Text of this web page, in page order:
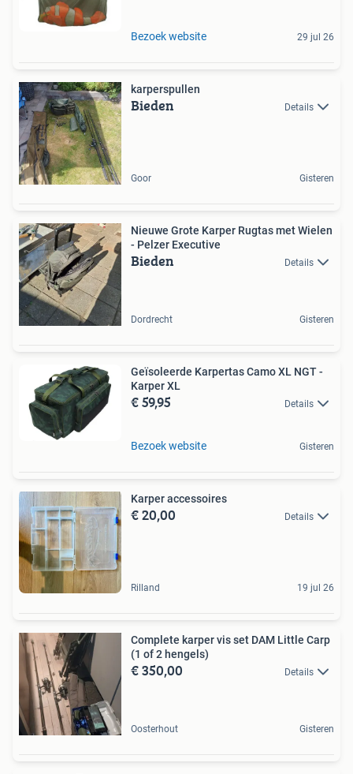
Bezoek website 29 jul 26
karperspullen
Bieden Details
Goor Gisteren
Nieuwe Grote Karper Rugtas met Wielen
- Pelzer Executive
Bieden Details
Dordrecht Gisteren
Geïsoleerde Karpertas Camo XL NGT -
Karper XL
€ 59,95 Details
Bezoek website Gisteren
Karper accessoires
€ 20,00 Details
Rilland 19 jul 26
Complete karper vis set DAM Little Carp
(1 of 2 hengels)
€ 350,00 Details
Oosterhout Gisteren